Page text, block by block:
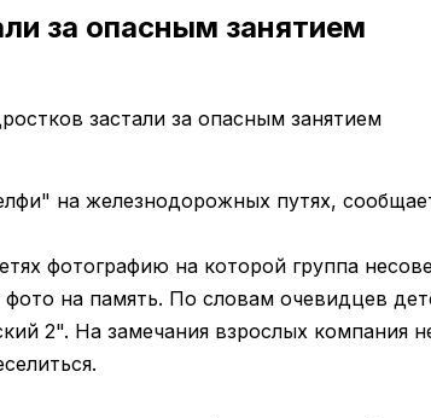
за опасным занятием
на железнодорожных путях,
фотографию на которой группа
на память. По словам очевидцев
2". На замечания взрослых компания